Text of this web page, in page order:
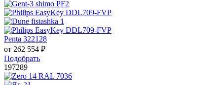
Penta 322128
от 262 554 ₽
Подобрать
197289